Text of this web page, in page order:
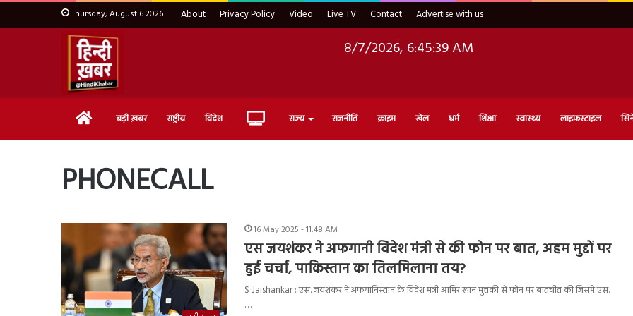
Thursday, August 6 2026 About Privacy Policy Video Live TV Contact Advertise with us
8/7/2026, 6:45:40 AM
Home बड़ी ख़बर राष्ट्रीय विदेश Live राज्य राजनीति क्राइम खेल धर्म शिक्षा स्वास्थ्य लाइफ़स्टाइल
PHONECALL
16 May 2025 - 11:48 AM
एस जयशंकर ने अफगानी विदेश मंत्री से की फोन पर बात, अहम मुद्दों पर
हुई चर्चा, पाकिस्तान का तिलमिलाना तय?
S Jaishankar : एस. जयशंकर ने अफगानिस्तान के विदेश मंत्री आमिर खान मुत्तकी से फोन पर बातचीत की जिसमें एस.
…